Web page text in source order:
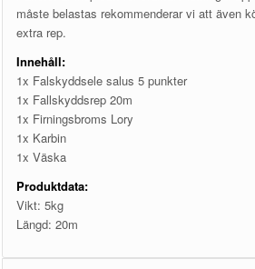
måste belastas rekommenderar vi att även
extra rep.
Innehåll:
1x Falskyddsele salus 5 punkter
1x Fallskyddsrep 20m
1x Firningsbroms Lory
1x Karbin
1x Väska
Produktdata:
Vikt: 5kg
Längd: 20m